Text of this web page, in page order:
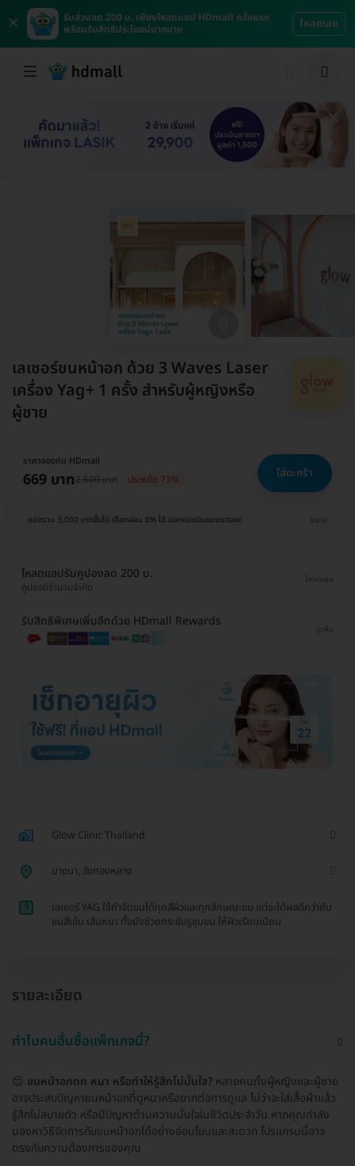
×
รับส่วนลด 200 บ. เพียงโหลดแอป HDmall ครั้งแรก
พร้อมรับสิทธิประโยชน์มากมาย
โหลดเลย
เลเซอร์ขนหน้าอก ด้วย 3 Waves Laser
เครื่อง Yag+ 1 ครั้ง สำหรับผู้หญิงหรือ
ผู้ชาย
ราคาจองกับ HDmall
669 บาท2,500 บาท ประหยัด 73% ใส่ตะกร้า
ยอดรวม 3,000 บาทขึ้นไป เลือกผ่อน 0% ได้ บอกแอดมินของเราเลย! ขยาย
โหลดแอปรับคูปองลด 200 บ.
คูปองมีจำนวนจำกัด
โหลดเลย
รับสิทธิพิเศษเพิ่มอีกด้วย HDmall Rewards
ดูเพิ่ม
Glow Clinic Thailand
บางนา, วังทองหลาง
1
เลเซอร์ YAG ใช้กำจัดขนได้ทุกสีผิวและทุกลักษณะขน แต่จะได้ผลดีกว่ากับ
ขนสีเข้ม เส้นหนา ทั้งยังช่วยกระชับรูขุมขน ให้ผิวเรียบเนียน
รายละเอียด
ทำไมคนอื่นซื้อแพ็กเกจนี้?
😌 ขนหน้าอกดก หนา หรือทำให้รู้สึกไม่มั่นใจ? หลายคนทั้งผู้หญิงและผู้ชาย
อาจประสบปัญหาขนหน้าอกที่ดูหนาหรือยากต่อการดูแล ไม่ว่าจะใส่เสื้อผ้าแล้ว
รู้สึกไม่สบายตัว หรือมีปัญหาด้านความมั่นใจในชีวิตประจำวัน หากคุณกำลัง
มองหาวิธีจัดการกับขนหน้าอกได้อย่างอ่อนโยนและสะดวก โปรแกรมนี้อาจ
ตรงกับความต้องการของคุณ